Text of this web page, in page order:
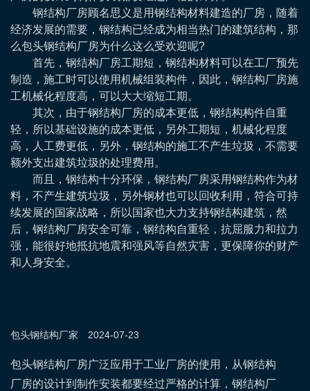
钢结构厂房顾名思义是用钢结构材料建造的厂房，随着
经济发展的需要，钢结构已经成为相当热门的建筑结构，那
么包头钢结构厂房为什么这么受欢迎呢?
首先，钢结构厂房工期短，钢结构材料可以在工厂预先
制造，施工时可以使用机械组装构件，因此，钢结构厂房施
工机械化程度高，可以大大缩短工期。
其次，由于钢结构厂房的成本更低，钢结构构件自重
轻，所以基础设施的成本更低，另外工期短，机械化程度
高，人工费更低，另外，钢结构的施工不产生垃圾，不需要
额外支出建筑垃圾的处理费用。
而且，钢结构十分环保，钢结构厂房采用钢结构作为材
料，不产生建筑垃圾，另外钢材也可以回收利用，符合可持
续发展的国家战略，所以国家也大力支持钢结构建筑，然
后，钢结构厂房安全可靠，钢结构自重轻，抗屈服力和拉力
强，能很好地抵抗地震和强风等自然灾害，更保障你的财产
和人身安全。
包头钢结构厂家 2024-07-23
包头​钢结构厂房广泛应用于工业厂房的使用，从钢结构
厂房的设计到制作安装都要经过严格的计算，钢结构厂